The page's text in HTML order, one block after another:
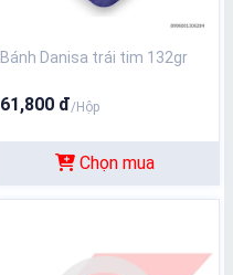
Bánh Danisa trái tim 132gr
61,800 đ/Hộp
Chọn mua